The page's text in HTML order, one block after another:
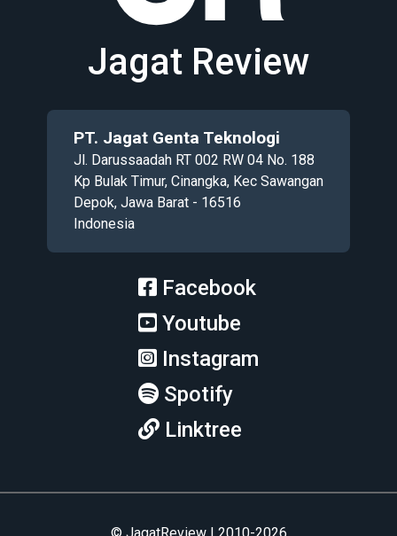
Jagat Review
PT. Jagat Genta Teknologi
Jl. Darussaadah RT 002 RW 04 No. 188
Kp Bulak Timur, Cinangka, Kec Sawangan
Depok, Jawa Barat - 16516
Indonesia
Facebook
Youtube
Instagram
Spotify
Linktree